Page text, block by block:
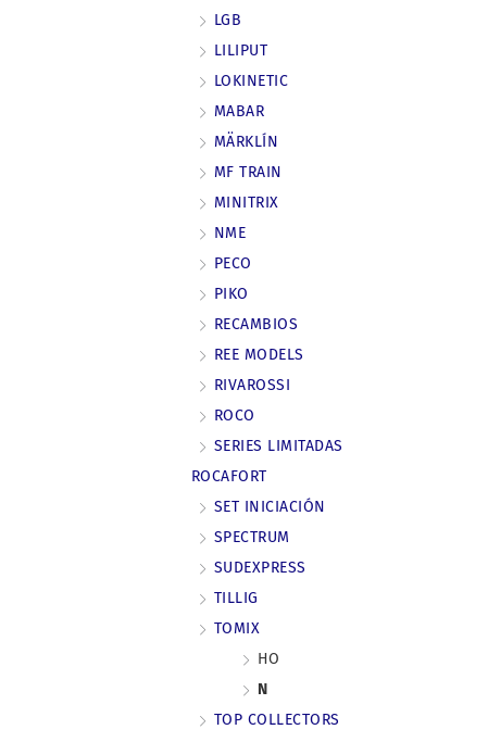
LGB
LILIPUT
LOKINETIC
MABAR
MÄRKLÍN
MF TRAIN
MINITRIX
NME
PECO
PIKO
RECAMBIOS
REE MODELS
RIVAROSSI
ROCO
SERIES LIMITADAS
ROCAFORT
SET INICIACIÓN
SPECTRUM
SUDEXPRESS
TILLIG
TOMIX
HO
N
TOP COLLECTORS